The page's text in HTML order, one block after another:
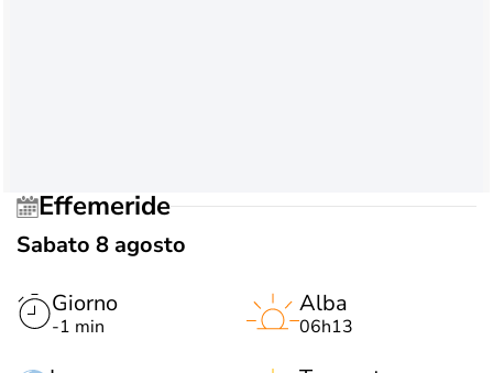
Effemeride
Sabato 8 agosto
Giorno
-1 min
Alba
06h13